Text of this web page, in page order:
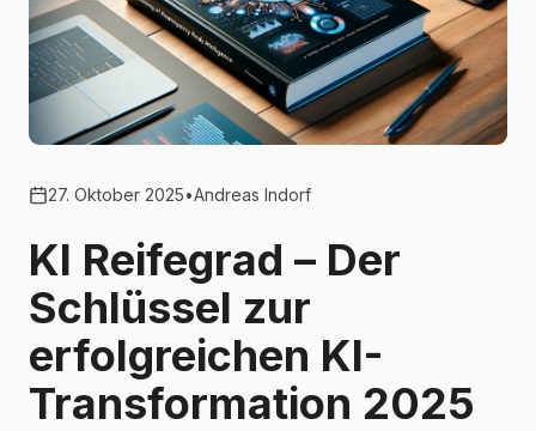
27. Oktober 2025•Andreas Indorf
KI Reifegrad – Der
Schlüssel zur
erfolgreichen KI-
Transformation 2025